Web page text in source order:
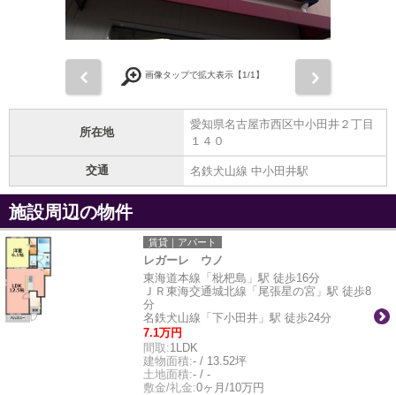
画像タップで拡大表示【1/1】
所在地
愛知県名古屋市西区中小田井２丁目
１４０
交通 名鉄犬山線 中小田井駅
施設周辺の物件
賃貸｜アパート
レガーレ ウノ
東海道本線「枇杷島」駅 徒歩16分
ＪＲ東海交通城北線「尾張星の宮」駅 徒歩8
分
名鉄犬山線「下小田井」駅 徒歩24分
7.1万円
間取:1LDK
建物面積:- / 13.52坪
土地面積:- / -
敷金/礼金:0ヶ月/10万円